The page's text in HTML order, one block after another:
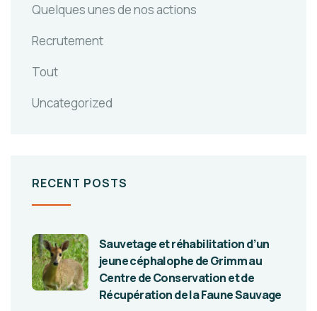
Quelques unes de nos actions
Recrutement
Tout
Uncategorized
RECENT POSTS
Sauvetage et réhabilitation d’un
jeune céphalophe de Grimm au
Centre de Conservation et de
Récupération de la Faune Sauvage